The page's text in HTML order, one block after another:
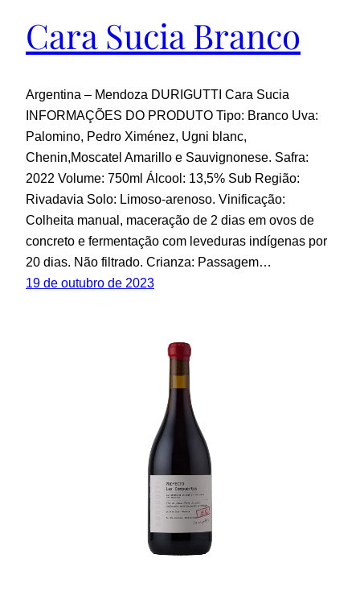
Cara Sucia Branco
Argentina – Mendoza DURIGUTTI Cara Sucia
INFORMAÇÕES DO PRODUTO Tipo: Branco Uva:
Palomino, Pedro Ximénez, Ugni blanc,
Chenin,Moscatel Amarillo e Sauvignonese. Safra:
2022 Volume: 750ml Álcool: 13,5% Sub Região:
Rivadavia Solo: Limoso-arenoso. Vinificação:
Colheita manual, maceração de 2 dias em ovos de
concreto e fermentação com leveduras indígenas por
20 dias. Não filtrado. Crianza: Passagem…
19 de outubro de 2023